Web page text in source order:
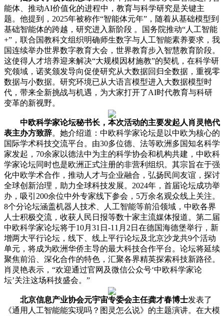
能体、推动AI价值化的进程中，教育与科学研究是关键主
题。他提到，2025年被称作“智能体元年”，随着从基础模型到
基础智能体的跨越，研究进入新阶段 。国务院推动“人工智能
+”，联合国教科文组织明确师生数字与人工智能素养要求，我
国连续举办世界数字教育大会，世界教育步入智慧教育阶段。
这使得人才培养迎来解决“大规模因材施教”的契机，在科学研
究领域，诺奖颁发导向促使研究从大数据回归全数据，重视零
数据与小数据。研究环境已从大语言模型进入大数据模型时
代，带来全新挑战与机遇，为大家打开了AI时代教育与科研
变革的新视野。
中欧科学家论坛秘书长，本次活动的主要发起人肖灵艳代
表主办方致辞。她介绍道：中欧科学家论坛是以中欧为核心的
国际学术科技交流平台。由30多位德、法等欧洲多国知名科学
家发起，70余家以德法中为主的科学协会和机构共建，中欧科
学家论坛同时也是欧洲正式注册的非营利组织。其宗旨在于强
化中欧学术合作，推动人才与企业融合，弘扬民间友谊，探讨
全球创新治理，助力全球科技发展。2024年，首届论坛成功举
办，吸引200余位中外专家线下参会，5万余名观众线上关注。
8个分论坛涵盖机器人技术、人工智能等前沿领域，中欧各界
人士积极交流，收获人民日报等数十家主流媒体报道。第二届
中欧科学家论坛将于10月31日-11月2日在德国海德堡举行，新
增两大平行论坛，线下、线上平行论坛及北京沙龙共9个活动
单元，将成为欧洲华侨主导的最大科技合作平台。论坛将延续
聚焦前沿、深化合作的特色，汇聚各界精英探索科技新路径。
肖灵艳表示，“欢迎通过官网及微信公众号‘中欧科学家论
坛’关注这场科技盛会。”
北京信息产业协会元宇宙专委会主任龚才春博士发表了
《通用人工智能能实现吗？图灵怎么说》的主题演讲。在大模